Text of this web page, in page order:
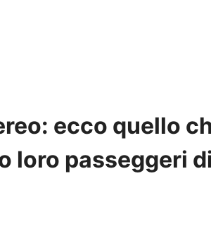
ecco quello
loro passeggeri